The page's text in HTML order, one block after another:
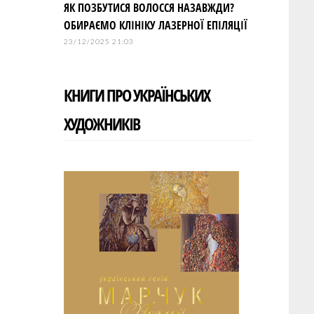
ЯК ПОЗБУТИСЯ ВОЛОССЯ НАЗАВЖДИ?
ОБИРАЄМО КЛІНІКУ ЛАЗЕРНОЇ ЕПІЛЯЦІЇ
23/12/2025 21:03
КНИГИ ПРО УКРАЇНСЬКИХ
ХУДОЖНИКІВ